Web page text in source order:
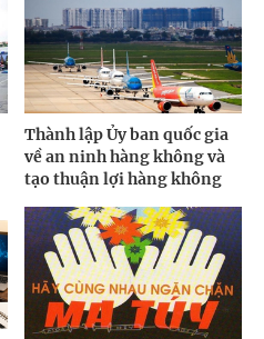
Thành lập Ủy ban quốc gia
về an ninh hàng không và
tạo thuận lợi hàng không